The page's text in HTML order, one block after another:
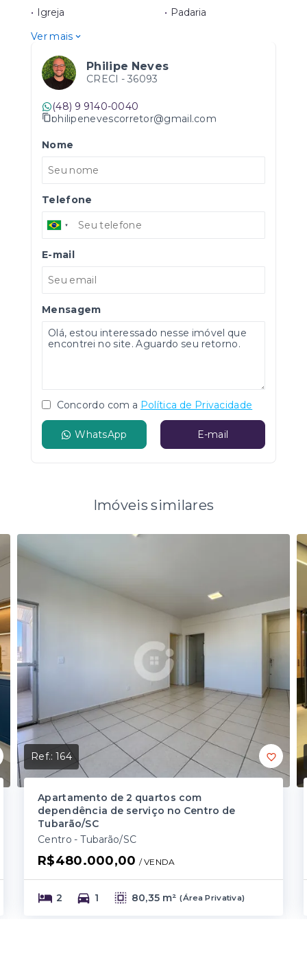
• Igreja • Padaria
Ver mais
Philipe Neves
CRECI - 36093
(48) 9 9140-0040
philipenevescorretor@gmail.com
Nome
Telefone
E-mail
Mensagem
Concordo com a Política de Privacidade
WhatsApp E-mail
Imóveis similares
Ref.:164
Apartamento de 2 quartos com
dependência de serviço no Centro de
Tubarão/SC
Centro - Tubarão/SC
R$480.000,00 / VENDA
2 1 80,35 m² (Área Privativa)